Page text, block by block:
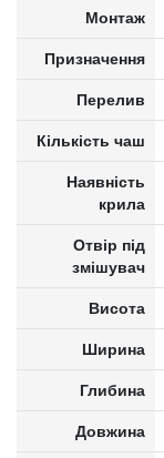
Монтаж
Призначення
Перелив
Кількість чаш
Наявність
крила
Отвір під
змішувач
Висота
Ширина
Глибина
Довжина